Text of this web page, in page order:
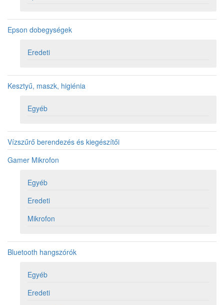
Epson dobegységek
Eredeti
Kesztyű, maszk, higiénia
Egyéb
Vízszűrő berendezés és kiegészítői
Gamer Mikrofon
Egyéb
Eredeti
Mikrofon
Bluetooth hangszórók
Egyéb
Eredeti